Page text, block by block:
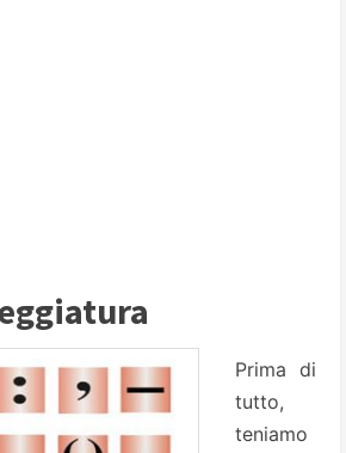
Prima di
tutto,
teniamo